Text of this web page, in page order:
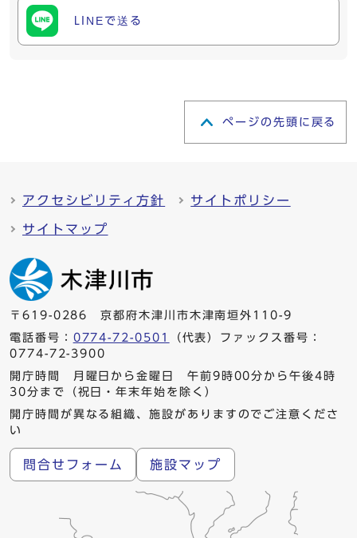
LINEで送る
ページの先頭に戻る
アクセシビリティ方針 サイトポリシー
サイトマップ
〒619-0286 京都府木津川市木津南垣外110-9
電話番号： 0774-72-0501
（代表）ファックス番号：
0774-72-3900
開庁時間 月曜日から金曜日 午前9時00分から午後4時
30分まで（祝日・年末年始を除く）
開庁時間が異なる組織、施設がありますのでご注意くださ
い
問合せフォーム 施設マップ